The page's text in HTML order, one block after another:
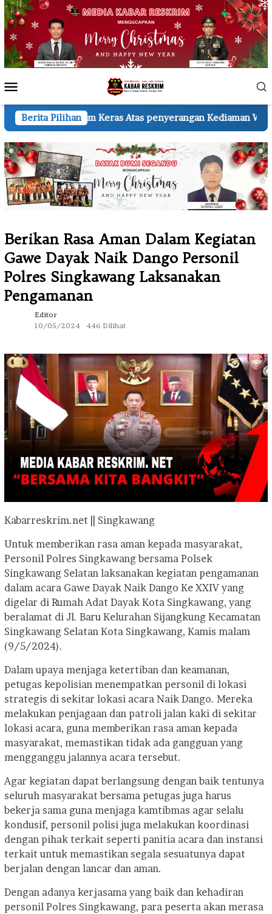
Loncat
ke
konten
Mobile
Berita Pilihan
Atas penyerangan Kediaman Wartawan A.H. KSP
Berikan Rasa Aman Dalam Kegiatan
Gawe Dayak Naik Dango Personil
Polres Singkawang Laksanakan
Pengamanan
Editor
10/05/2024
446 Dilihat
Kabarreskrim.net || Singkawang
Untuk memberikan rasa aman kepada masyarakat,
Personil Polres Singkawang bersama Polsek
Singkawang Selatan laksanakan kegiatan pengamanan
dalam acara Gawe Dayak Naik Dango Ke XXIV yang
digelar di Rumah Adat Dayak Kota Singkawang, yang
beralamat di Jl. Baru Kelurahan Sijangkung Kecamatan
Singkawang Selatan Kota Singkawang, Kamis malam
(9/5/2024).
Dalam upaya menjaga ketertiban dan keamanan,
petugas kepolisian menempatkan personil di lokasi
strategis di sekitar lokasi acara Naik Dango. Mereka
melakukan penjagaan dan patroli jalan kaki di sekitar
lokasi acara, guna memberikan rasa aman kepada
masyarakat, memastikan tidak ada gangguan yang
mengganggu jalannya acara tersebut.
Agar kegiatan dapat berlangsung dengan baik tentunya
seluruh masyarakat bersama petugas juga harus
bekerja sama guna menjaga kamtibmas agar selalu
kondusif, personil polisi juga melakukan koordinasi
dengan pihak terkait seperti panitia acara dan instansi
terkait untuk memastikan segala sesuatunya dapat
berjalan dengan lancar dan aman.
Dengan adanya kerjasama yang baik dan kehadiran
personil Polres Singkawang, para peserta akan merasa